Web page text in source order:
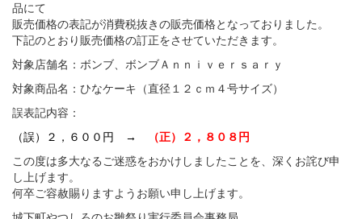
品にて
販売価格の表記が消費税抜きの販売価格となっておりました。
下記のとおり販売価格の訂正をさせていただきます。
対象店舗名：ボンブ、ボンブＡｎｎｉｖｅｒｓａｒｙ
対象商品名：ひなケーキ（直径１２ｃｍ４号サイズ）
誤表記内容：
（誤）２，６００円 →
（正）２，８０８円
この度は多大なるご迷惑をおかけしましたことを、深くお詫び申
し上げます。
何卒ご容赦賜りますようお願い申し上げます。